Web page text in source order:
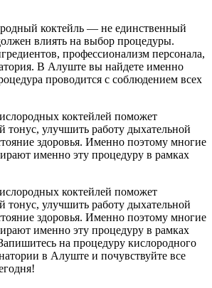
коктейль — не единственный
влиять на выбор процедуры.
профессионализм персонала,
В Алуште вы найдете именно
проводится с соблюдением всех
коктейлей поможет
улучшить работу дыхательной
здоровья. Именно поэтому многие
именно эту процедуру в рамках
коктейлей поможет
улучшить работу дыхательной
здоровья. Именно поэтому многие
именно эту процедуру в рамках
на процедуру кислородного
в Алуште и почувствуйте все